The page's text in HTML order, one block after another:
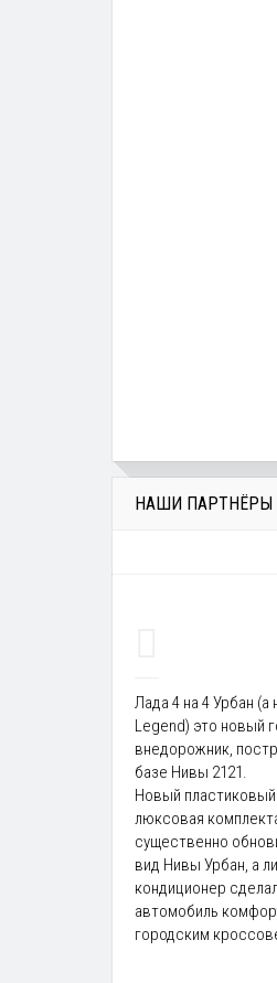
НАШИ ПАРТНЁРЫ
Лада 4 на 4 Урбан (а
Legend) это новый
внедорожник,
базе Нивы 2121.
Новый
люксовая
существенно
вид Нивы Урбан, а
кондиционер
автомобиль
городским